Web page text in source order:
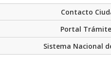
Contacto
Portal
Sistema Nacional